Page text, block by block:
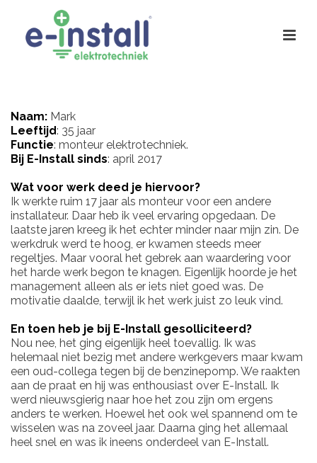
Naam: Mark
Leeftijd: 35 jaar
Functie: monteur elektrotechniek.
Bij E-Install sinds: april 2017
Wat voor werk deed je hiervoor?
Ik werkte ruim 17 jaar als monteur voor een andere
installateur. Daar heb ik veel ervaring opgedaan. De
laatste jaren kreeg ik het echter minder naar mijn zin. De
werkdruk werd te hoog, er kwamen steeds meer
regeltjes. Maar vooral het gebrek aan waardering voor
het harde werk begon te knagen. Eigenlijk hoorde je het
management alleen als er iets niet goed was. De
motivatie daalde, terwijl ik het werk juist zo leuk vind.
En toen heb je bij E-Install gesolliciteerd?
Nou nee, het ging eigenlijk heel toevallig. Ik was
helemaal niet bezig met andere werkgevers maar kwam
een oud-collega tegen bij de benzinepomp. We raakten
aan de praat en hij was enthousiast over E-Install. Ik
werd nieuwsgierig naar hoe het zou zijn om ergens
anders te werken. Hoewel het ook wel spannend om te
wisselen was na zoveel jaar. Daarna ging het allemaal
heel snel en was ik ineens onderdeel van E-Install.